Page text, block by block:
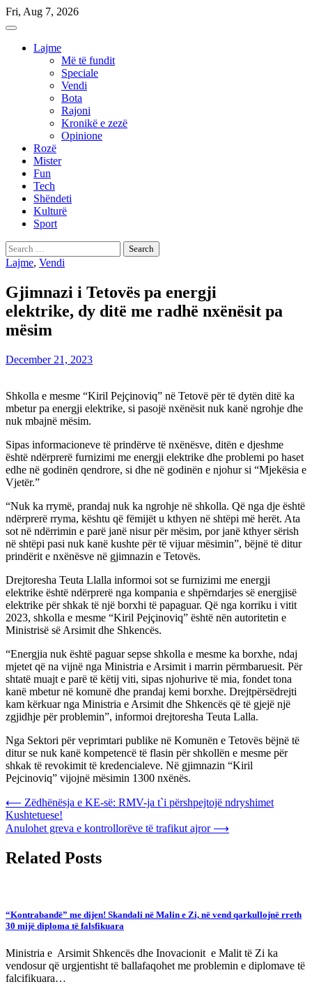
Skip
to
Fri, Aug 7, 2026
Lajme
Më të fundit
Speciale
Vendi
Bota
Rajoni
Kronikë e zezë
Opinione
Rozë
Mister
Fun
Tech
Shëndeti
Kulturë
Sport
Search
for:
Lajme, Vendi
Gjimnazi i Tetovës pa energji
elektrike, dy ditë me radhë nxënësit pa
mësim
December 21, 2023
Shkolla e mesme “Kiril Pejçinoviq” në Tetovë për të dytën ditë ka
mbetur pa energji elektrike, si pasojë nxënësit nuk kanë ngrohje dhe
nuk mbajnë mësim.
Sipas informacioneve të prindërve të nxënësve, ditën e djeshme
është ndërprerë furnizimi me energji elektrike dhe problemi po haset
edhe në godinën qendrore, si dhe në godinën e njohur si “Mjekësia e
Vjetër.”
“Nuk ka rrymë, prandaj nuk ka ngrohje në shkolla. Që nga dje është
ndërprerë rryma, kështu që fëmijët u kthyen në shtëpi më herët. Ata
sot në ndërrimin e parë janë nisur për mësim, por janë kthyer sërish
në shtëpi pasi nuk kanë kushte për të vijuar mësimin”, bëjnë të ditur
prindërit e nxënësve në gjimnazin e Tetovës.
Drejtoresha Teuta Llalla informoi sot se furnizimi me energji
elektrike është ndërprerë nga kompania e shpërndarjes së energjisë
elektrike për shkak të një borxhi të papaguar. Që nga korriku i vitit
2023, shkolla e mesme “Kiril Pejçinoviq” është nën autoritetin e
Ministrisë së Arsimit dhe Shkencës.
“Energjia nuk është paguar sepse shkolla e mesme ka borxhe, ndaj
mjetet që na vijnë nga Ministria e Arsimit i marrin përmbaruesit. Për
shtatë muajt e parë të këtij viti, sipas njohurive të mia, fondet tona
kanë mbetur në komunë dhe prandaj kemi borxhe. Drejtpërsëdrejti
kam kërkuar nga Ministria e Arsimit dhe Shkencës që të gjejë një
zgjidhje për problemin”, informoi drejtoresha Teuta Lalla.
Nga Sektori për veprimtari publike në Komunën e Tetovës bëjnë të
ditur se nuk kanë kompetencë të flasin për shkollën e mesme për
shkak të revokimit të kredencialeve. Në gjimnazin “Kiril
Pejcinoviq” vijojnë mësimin 1300 nxënës.
Post
navigation
⟵ Zëdhënësja e KE-së: RMV-ja t`i përshpejtojë ndryshimet
Kushtetuese!
Anulohet greva e kontrollorëve të trafikut ajror ⟶
Related Posts
“Kontrabandë” me dijen! Skandali në Malin e Zi, në vend qarkullojnë rreth
30 mijë diploma të falsfikuara
Ministria e Arsimit Shkencës dhe Inovacionit e Malit të Zi ka
vendosur që urgjentisht të ballafaqohet me problemin e diplomave të
falcifikuara…